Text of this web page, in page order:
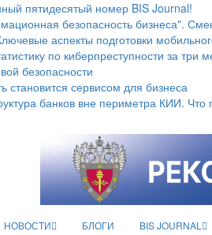
пятидесятый номер BIS Journal!
безопасность бизнеса".
аспекты подготовки
по киберпреступности за три
безопасности
становится сервисом для бизнеса
банков вне периметра КИИ. Что
НОВОСТИ БЛОГИ BIS JOURNAL